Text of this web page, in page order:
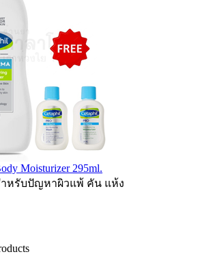
Moisturizer 295ml.
ำหรับปัญหาผิวแพ้ คัน แห้ง